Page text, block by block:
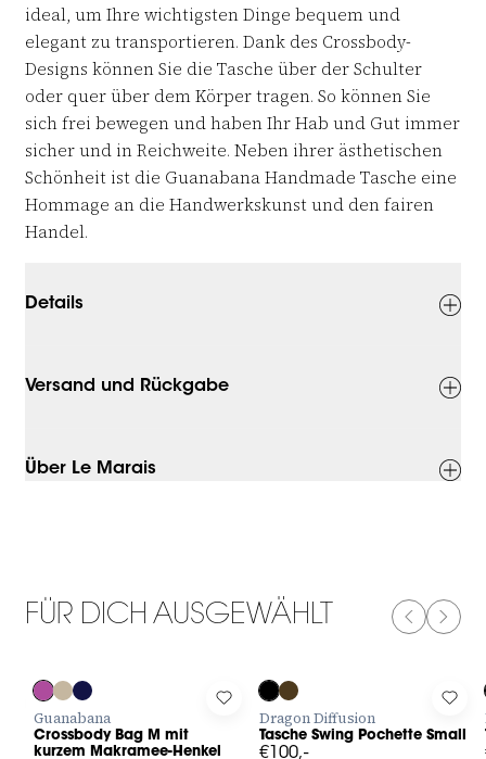
ideal, um Ihre wichtigsten Dinge bequem und
elegant zu transportieren. Dank des Crossbody-
Designs können Sie die Tasche über der Schulter
oder quer über dem Körper tragen. So können Sie
sich frei bewegen und haben Ihr Hab und Gut immer
sicher und in Reichweite. Neben ihrer ästhetischen
Schönheit ist die Guanabana Handmade Tasche eine
Hommage an die Handwerkskunst und den fairen
Handel.
Details
Versand und Rückgabe
Über Le Marais
FÜR DICH AUSGEWÄHLT
in to add Crossbody Bag M mit kurzem Makramee-
Guanabana
Crossbody Bag M mit
kurzem Makramee-Henkel
Log in to add Tasche Swing
Dragon Diffusion
Tasche Swing Pochette Small
€100,-
Log